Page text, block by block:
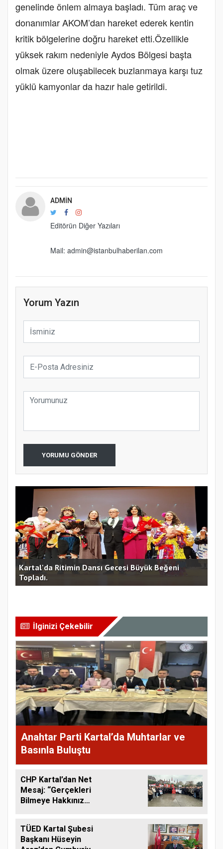
genelinde önlem almaya başladı. Tüm araç ve
donanımlar AKOM’dan hareket ederek kentin
kritik bölgelerine doğru hareket etti.Özellikle
yüksek rakım nedeniyle Aydos Bölgesi başta
olmak üzere oluşabilecek buzlanmaya karşı tuz
yüklü kamyonlar da hazır hale getirildi.
ADMIN
Editörün Diğer Yazıları
Mail: admin@istanbulhaberilan.com
Yorum Yazın
YORUMU GÖNDER
Kartal'da Ritimin Dansı Gecesi Büyük Beğeni
Topladı.
İlginizi Çekebilir
Anahtar Parti Kartal’da Muhtarlar ve
Basınla Buluştu
CHP Kartal’dan Net
Mesaj: “Gerçekleri
Bilmeye Hakkınız
TÜED Kartal Şubesi
Başkanı Hüseyin